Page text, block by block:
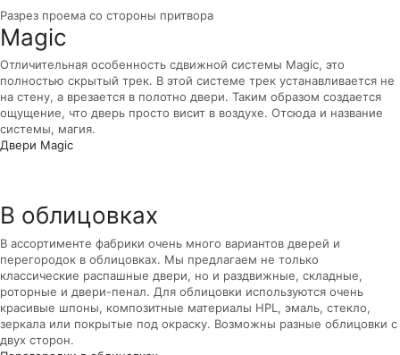
Разрез проема со стороны притвора
Magic
Отличительная особенность сдвижной системы Magic, это
полностью скрытый трек. В этой системе трек устанавливается не
на стену, а врезается в полотно двери. Таким образом создается
ощущение, что дверь просто висит в воздухе. Отсюда и название
системы, магия.
Двери Magic
В облицовках
В ассортименте фабрики очень много вариантов дверей и
перегородок в облицовках. Мы предлагаем не только
классические распашные двери, но и раздвижные, складные,
роторные и двери-пенал. Для облицовки используются очень
красивые шпоны, композитные материалы HPL, эмаль, стекло,
зеркала или покрытые под окраску. Возможны разные облицовки с
двух сторон.